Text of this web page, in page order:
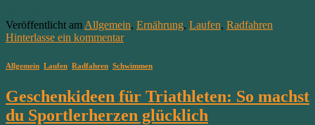
Veröffentlicht am Allgemein, Ernährung, Laufen, Radfahren
Hinterlasse ein kommentar
Allgemein Laufen Radfahren Schwimmen
Geschenkideen für Triathleten: So machst
du Sportlerherzen glücklich